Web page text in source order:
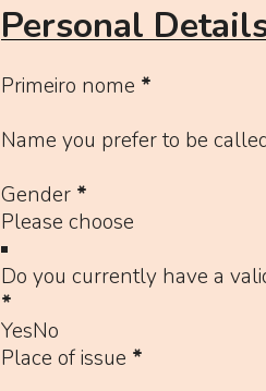
Personal
Primeiro nome *
Name you prefer to be
Gender *
Do you currently have a
*
YesNo
Place of issue *